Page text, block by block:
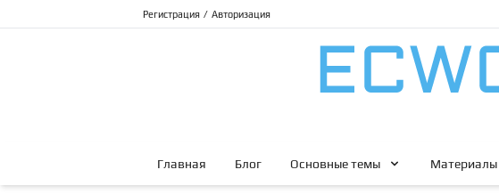
Регистрация / Авторизация
Главная Блог Основные темы Материалы